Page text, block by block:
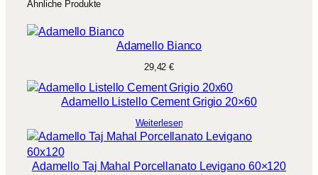
3
,
1
2
n
g
Ähnliche Produkte
Adamello Bianco
29,42€
Adamello Listello Cement Grigio 20×60
Weiterlesen
Adamello Taj Mahal Porcellanato Levigano 60×120